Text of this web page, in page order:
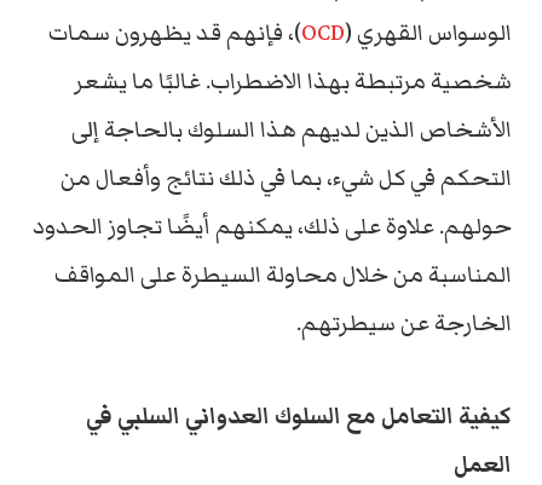
الوسواس القهري (OCD)، فإنهم قد يظهرون سمات
شخصية مرتبطة بهذا الاضطراب. غالبًا ما يشعر
الأشخاص الذين لديهم هذا السلوك بالحاجة إلى
التحكم في كل شيء، بما في ذلك نتائج وأفعال من
حولهم. علاوة على ذلك، يمكنهم أيضًا تجاوز الحدود
المناسبة من خلال محاولة السيطرة على المواقف
الخارجة عن سيطرتهم.
كيفية التعامل مع السلوك العدواني السلبي في
العمل